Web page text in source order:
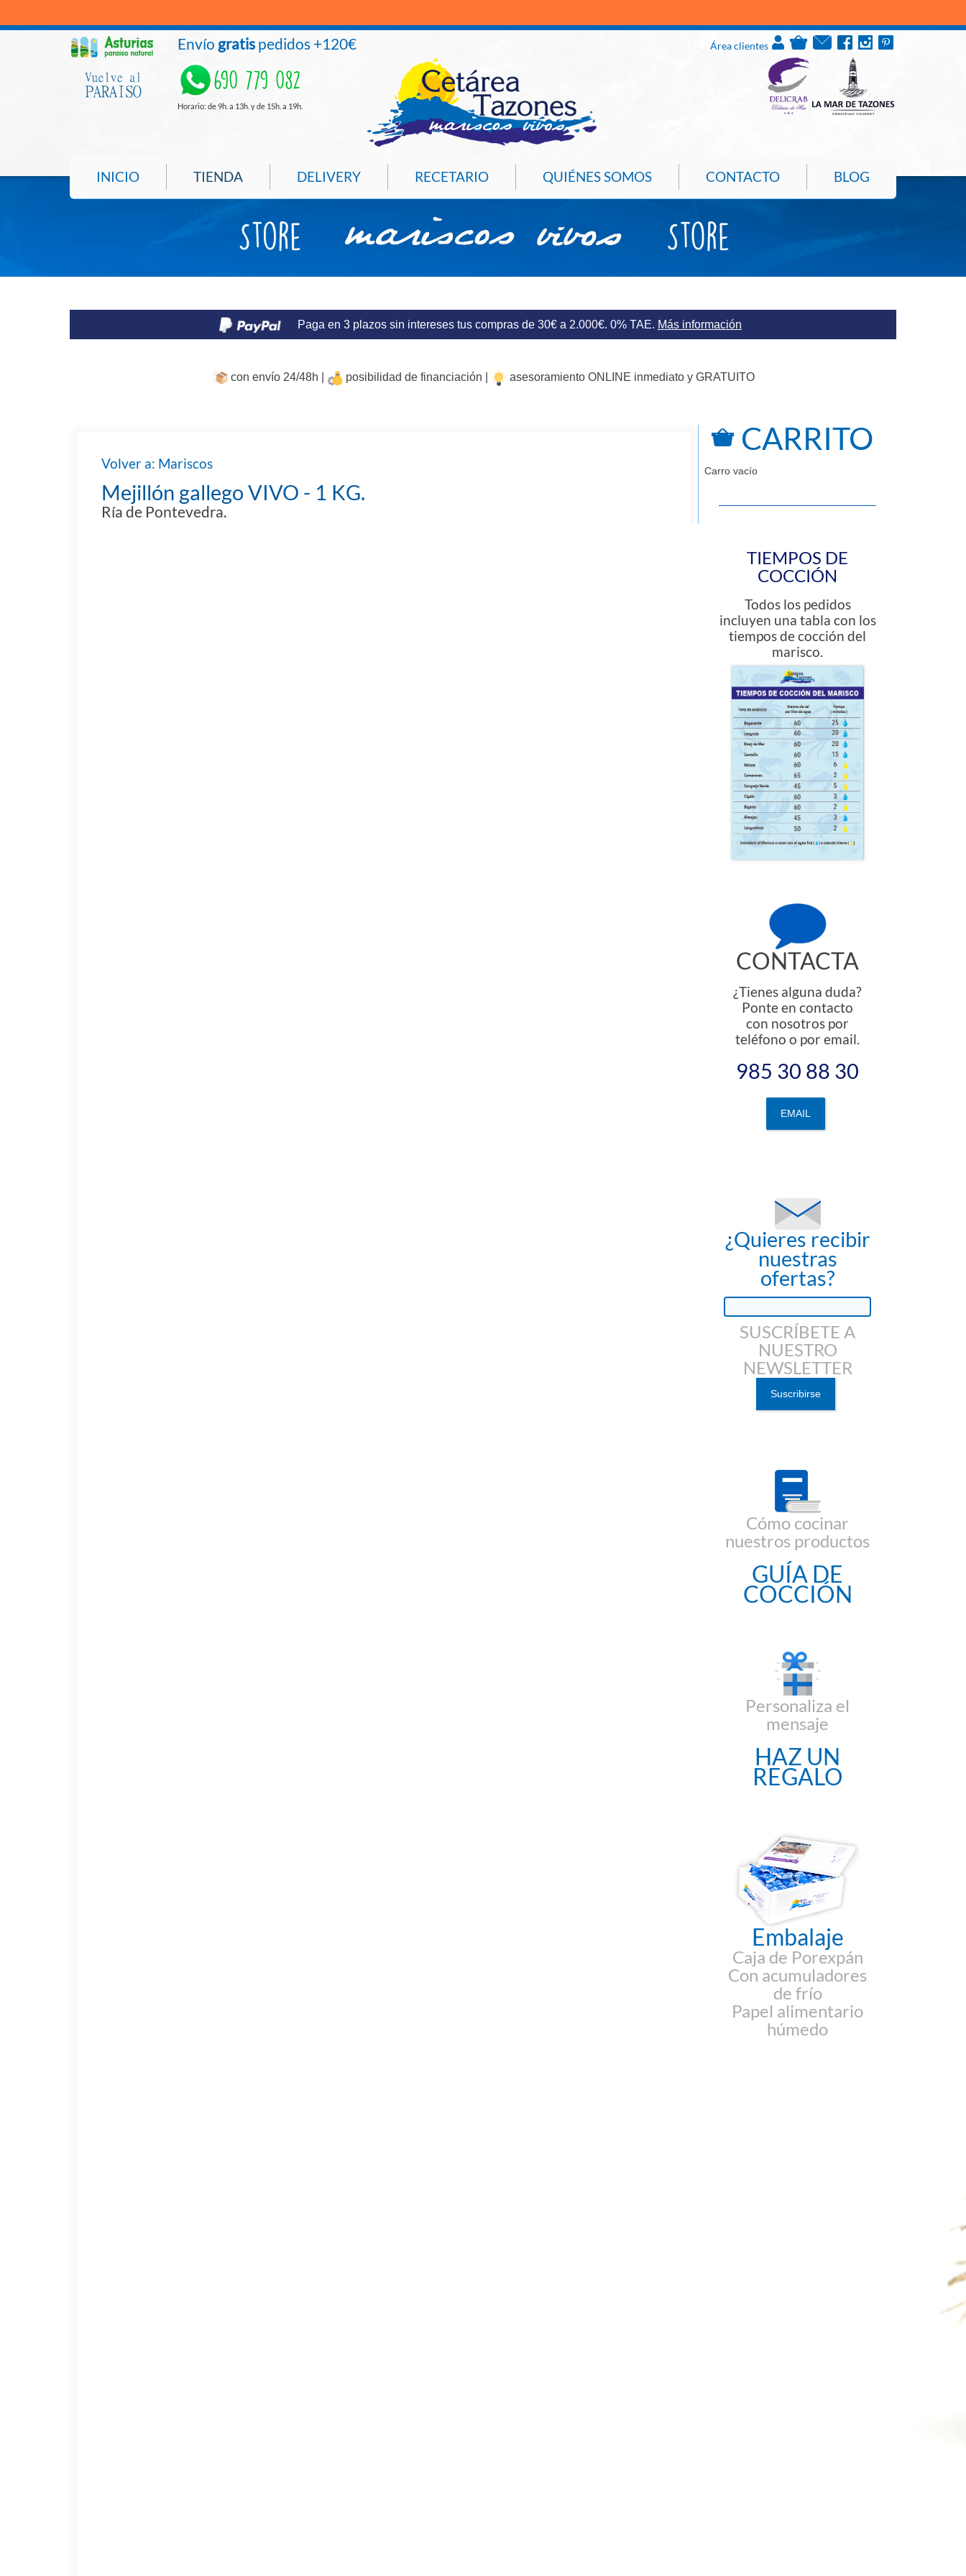
Envío gratispedidos +120€ Área clientes
690 779 082
Horario: de 9h. a 13h. y de 15h. a 19h.
INICIO TIENDA DELIVERY RECETARIO QUIÉNES SOMOS CONTACTO BLOG
Paga en 3 plazos sin intereses tus compras de 30€ a 2.000€. 0% TAE. Más información
con envío 24/48h | posibilidad de financiación | asesoramiento ONLINE inmediato y GRATUITO
Volver a: Mariscos
Mejillón gallego VIVO - 1 KG.
Ría de Pontevedra.
CARRITO
Carro vacío
TIEMPOS DE
COCCIÓN
Todos los pedidos
incluyen una tabla con los
tiempos de cocción del
marisco.
CONTACTA
¿Tienes alguna duda?
Ponte en contacto
con nosotros por
teléfono o por email.
985 30 88 30
EMAIL
¿Quieres recibir
nuestras
ofertas?
SUSCRÍBETE A
NUESTRO
NEWSLETTER
Cómo cocinar
nuestros productos
GUÍA DE
COCCIÓN
Personaliza el
mensaje
HAZ UN
REGALO
Embalaje
Caja de Porexpán
Con acumuladores
de frío
Papel alimentario
húmedo